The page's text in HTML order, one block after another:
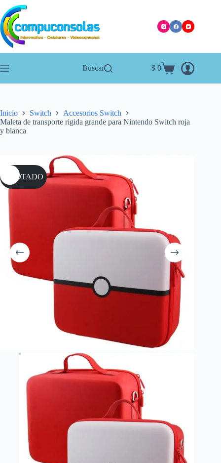
Saltar
al
contenido
Buscar
Carro
$ 0
Inicio Switch
Accesorios Switch
Maleta de transporte rigida grande para Nintendo Switch roja
y blanca
AGOTADO